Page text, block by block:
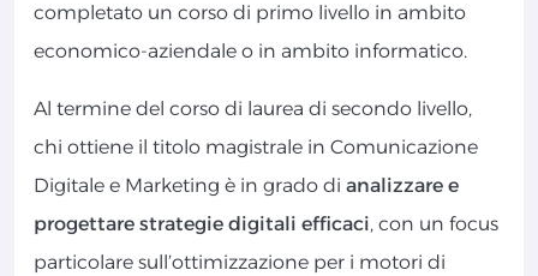
completato un corso di primo livello in ambito
economico-aziendale o in ambito informatico.
Al termine del corso di laurea di secondo livello,
chi ottiene il titolo magistrale in Comunicazione
Digitale e Marketing è in grado di analizzare e
progettare strategie digitali efficaci, con un focus
particolare sull’ottimizzazione per i motori di